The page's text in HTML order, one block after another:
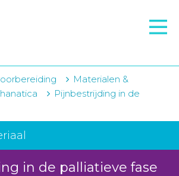
Materialen &
Pijnbestrijding in de
in de palliatieve fase